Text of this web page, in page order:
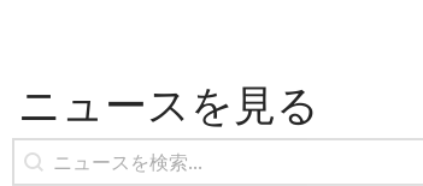
ニュースを見る
ニュースの検索
コンテンツの検索